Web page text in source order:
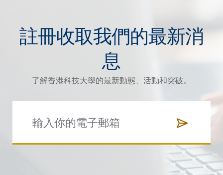
註冊收取我們的最新消
息
了解香港科技大學的最新動態、活動和突破。